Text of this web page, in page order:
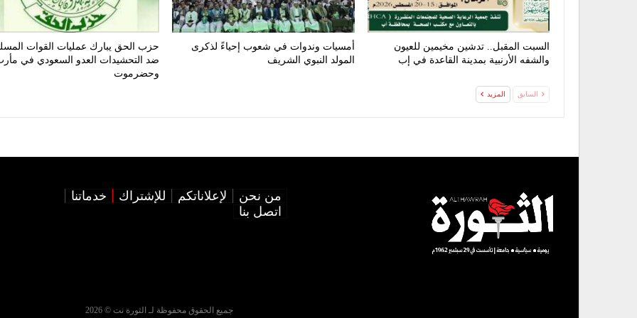
السبت المقبل.. تدشين مخيمين للعيون
والشفه الأرنبية بمدينة القاعدة في إب
أمسيات وندوات في شعوب إحياءً لذكرى
المولد النبوي الشريف
حزب الحق يبارك عمليات القوات
ضد التحشيدات العدو السعودي في
وحضرموت
السابق المزيد
من نحن لإعلاناتكم للإشتراك
خدماتنا
اتصل بنا
جميع الحقوق محفوظة لـ الثورة نت © 2026